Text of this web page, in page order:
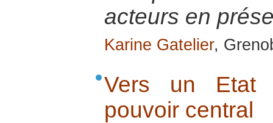
acteurs en
Karine Gatelier,
Vers un Etat :
pouvoir central